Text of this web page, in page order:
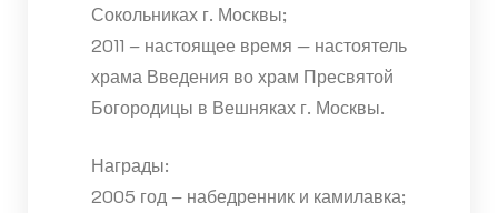
Сокольниках г. Москвы;
2011 – настоящее время — настоятель
храма Введения во храм Пресвятой
Богородицы в Вешняках г. Москвы.
Награды:
2005 год – набедренник и камилавка;